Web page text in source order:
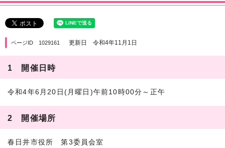
ページID 1029161 更新日 令和4年11月1日
1 開催日時
令和4年6月20日(月曜日)午前10時00分～正午
2 開催場所
春日井市役所 第3委員会室